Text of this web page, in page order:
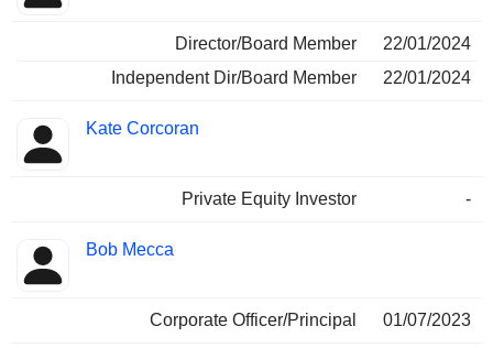
Director/Board Member
22/01/2024
Independent Dir/Board Member
22/01/2024
Kate Corcoran
Private Equity Investor -
Bob Mecca
Corporate Officer/Principal 01/07/2023